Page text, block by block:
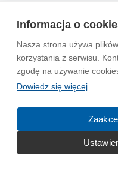
Informacja o
Nasza strona używa
korzystania z serwisu.
zgodę na używanie
Dowiedz się więcej